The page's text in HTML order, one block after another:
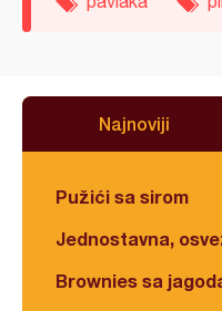
Najnoviji
Pužići sa sirom
Jednostavna,
Brownies sa